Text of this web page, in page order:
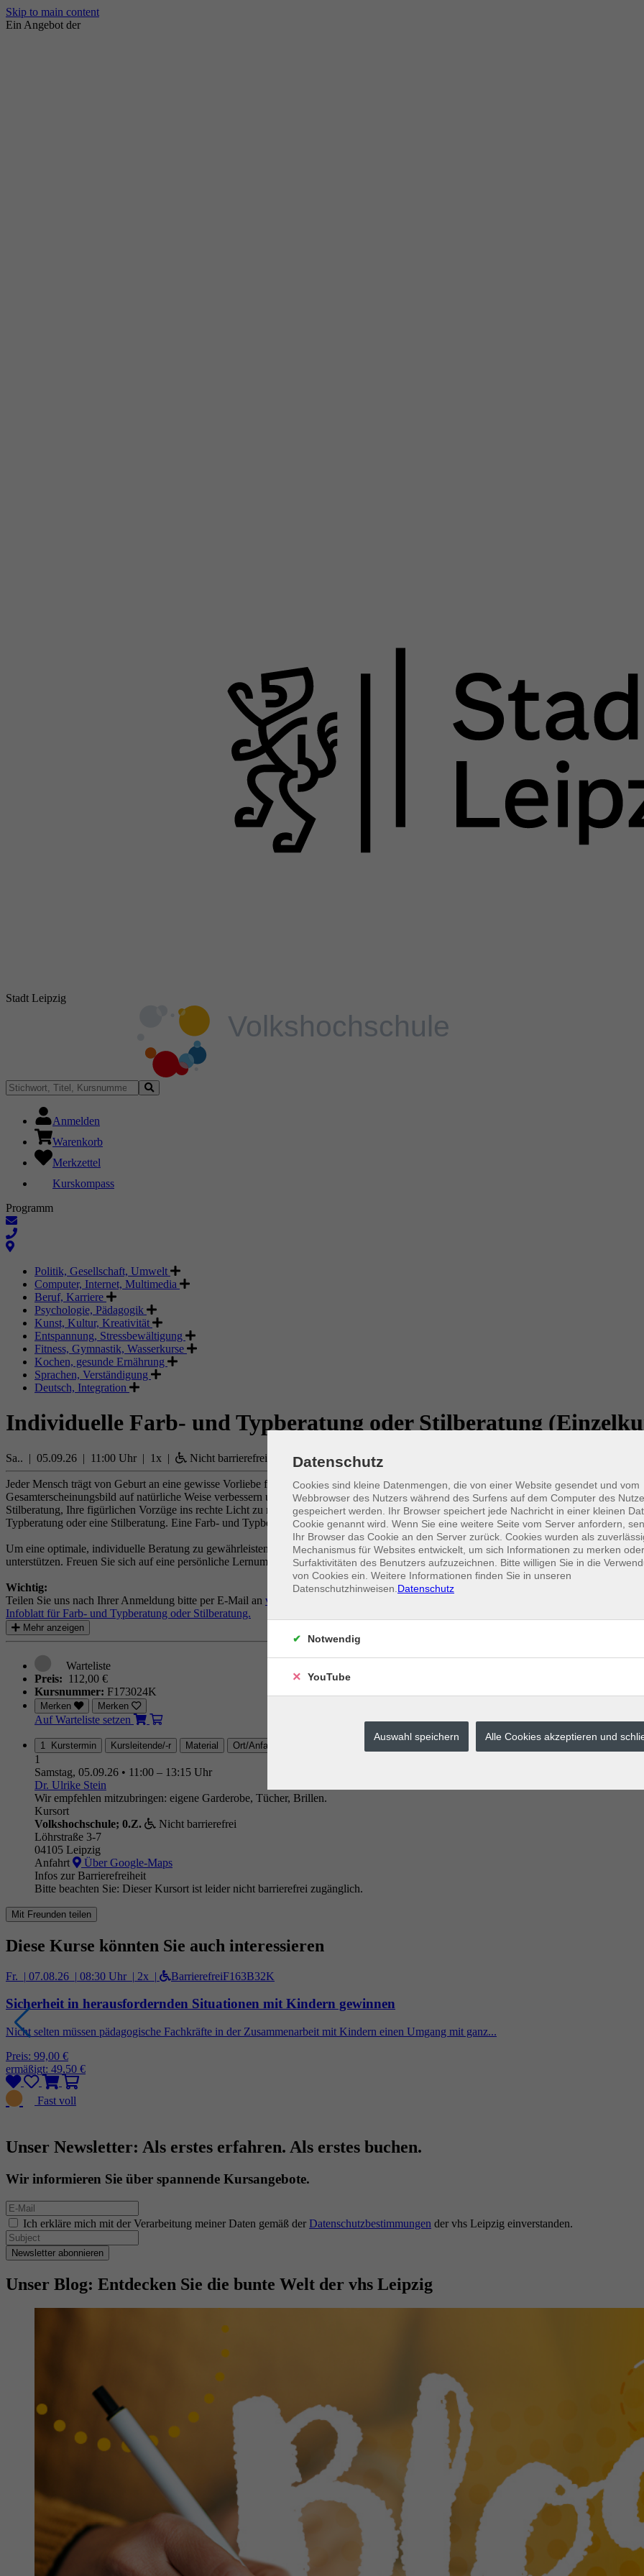
Skip to main content
Ein Angebot der
Stadt Leipzig
Anmelden
Warenkorb
Merkzettel
Kurskompass
Programm
Politik, Gesellschaft, Umwelt
Computer, Internet, Multimedia
Beruf, Karriere
Psychologie, Pädagogik
Kunst, Kultur, Kreativität
Entspannung, Stressbewältigung
Fitness, Gymnastik, Wasserkurse
Kochen, gesunde Ernährung
Sprachen, Verständigung
Deutsch, Integration
Individuelle Farb- und Typberatung oder Stilberatung
Sa.. | 05.09.26 | 11:00 Uhr | 1x | Nicht barrierefrei
Jeder Mensch trägt von Geburt an eine gewisse Vorliebe für bestimmte Farben in sich. Durch eine individuelle Farb- und Typberatung
Gesamterscheinungsbild auf natürliche Weise verbessern und Sie in Zukunft vor Fehlkäufen bewahren. Wenn Sie bereits eine
Stilberatung, Ihre figürlichen Vorzüge ins rechte Licht zu rücken. Sie werden sicherer in der Wahl Ihrer Garderobe. Finden Sie Ihren
Typberatung oder eine Stilberatung. Eine Farb- und Typberatung sollte vor einer Stilberatung erfolgen.
Um eine optimale, individuelle Beratung zu gewährleisten, ist dieser Kurs ausschließlich für Einzelpersonen buchbar. So kann die
unterstützen. Freuen Sie sich auf eine persönliche Lernumgebung und maßgeschneiderte Inhalte, die exakt auf Sie abgestimmt sind.
Wichtig:
Teilen Sie uns nach Ihrer Anmeldung bitte per E-Mail an vhs-service@leipzig.de
mit, ob Sie eine individuelle Farb- und Typberatung oder
Infoblatt für Farb- und Typberatung oder Stilberatung.
Mehr anzeigen
Preis: 112,00 €
Kursnummer: F173024K
Merken Merken
Auf Warteliste setzen
1 Kurstermin Kursleitende/-r Material Ort/Anfahrt
1
Samstag, 05.09.26 • 11:00 – 13:15 Uhr
Dr. Ulrike Stein
Wir empfehlen mitzubringen: eigene Garderobe, Tücher, Brillen.
Kursort
Volkshochschule; 0.Z.
Nicht barrierefrei
Löhrstraße 3-7
04105 Leipzig
Anfahrt
Über Google-Maps
Infos zur Barrierefreiheit
Bitte beachten Sie: Dieser Kursort ist leider nicht barrierefrei zugänglich.
Mit Freunden teilen
Diese Kurse könnten Sie auch interessieren
Fr. | 07.08.26 | 08:30 Uhr | 2x | BarrierefreiF163B32K
Sicherheit in herausfordernden Situationen mit Kindern gewinnen
Nicht selten müssen pädagogische Fachkräfte in der Zusammenarbeit mit Kindern einen Umgang mit ganz...
Preis: 99,00 €
ermäßigt: 49,50 €
Unser Newsletter: Als erstes erfahren. Als erstes buchen.
Wir informieren Sie über spannende Kursangebote.
Ich erkläre mich mit der Verarbeitung meiner Daten gemäß der Datenschutzbestimmungen der vhs Leipzig einverstanden.
Newsletter abonnieren
Unser Blog: Entdecken Sie die bunte Welt der vhs Leipzig
Datenschutz
Cookies sind kleine Datenmengen, die von einer Website gesendet und vom
Webbrowser des Nutzers während des Surfens auf dem Computer des
gespeichert werden. Ihr Browser speichert jede Nachricht in einer kleinen
Cookie genannt wird. Wenn Sie eine weitere Seite vom Server anfordern,
Ihr Browser das Cookie an den Server zurück. Cookies wurden als
Mechanismus für Websites entwickelt, um sich Informationen zu merken
Surfaktivitäten des Benutzers aufzuzeichnen. Bitte willigen Sie in die
von Cookies ein. Weitere Informationen finden Sie in unseren
Datenschutzhinweisen. Datenschutz
Notwendig
YouTube
Auswahl speichern Alle Cookies akzeptieren und